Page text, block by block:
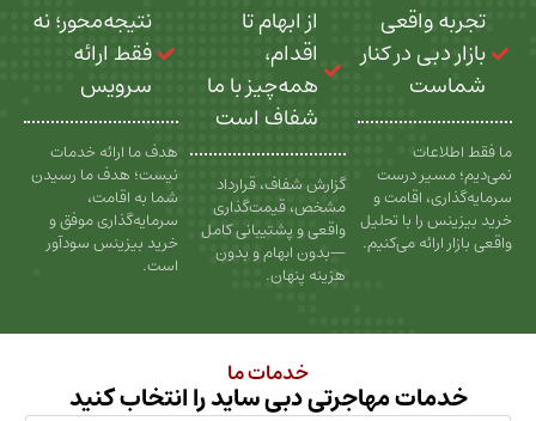
واقعی
در کنار
درست
اقامت و
با تحلیل
می‌کنیم.
از ابهام تا
اقدام،
همه‌چیز با ما
شفاف است
گزارش شفاف، قرارداد
مشخص، قیمت‌گذاری
واقعی و پشتیبانی کامل
—بدون ابهام و بدون
نتیجه‌محور؛ نه
فقط ارائه
سرویس
هدف ما ارائه خدمات
نیست؛ هدف ما رسیدن
شما به اقامت،
سرمایه‌گذاری موفق و
خرید بیزینس سودآور
است.
مهاجرتی دبی ساید را انتخاب کنید